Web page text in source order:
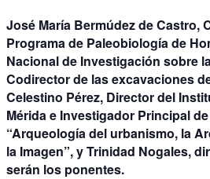
José María Bermúdez de Castro,
Programa de Paleobiología de
Nacional de Investigación sobre
Codirector de las excavaciones
Celestino Pérez, Director del
Mérida e Investigador Principal
“Arqueología del urbanismo, la
la Imagen”, yTrinidad Nogales,
serán los ponentes.